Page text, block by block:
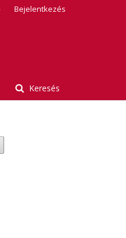
Keresés
Bejelentkezés